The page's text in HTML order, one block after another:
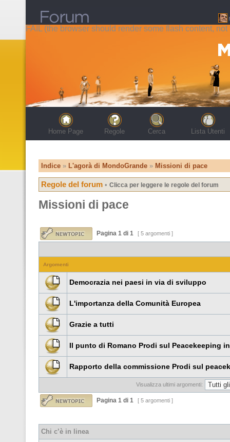
FAIL (the browser should render some flash content, not
Home Page Regole Cerca Lista Utenti
Indice » L'agorà di MondoGrande » Missioni di pace
Regole del forum • Clicca per leggere le regole del forum
Missioni di pace
Pagina 1 di 1 [ 5 argomenti ]
Argomenti
Democrazia nei paesi in via di sviluppo
L'importanza della Comunità Europea
Grazie a tutti
Il punto di Romano Prodi sul Peacekeeping
Rapporto della commissione Prodi sul
Visualizza ultimi argomenti:
Pagina 1 di 1 [ 5 argomenti ]
Chi c’è in linea